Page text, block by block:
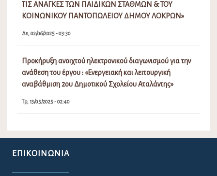
ΤΙΣ ΑΝΑΓΚΕΣ ΤΩΝ ΠΑΙΔΙΚΩΝ ΣΤΑΘΜΩΝ & ΤΟΥ
ΚΟΙΝΩΝΙΚΟΥ ΠΑΝΤΟΠΩΛΕΙΟΥ ΔΗΜΟΥ ΛΟΚΡΩΝ»
Δε, 02/06/2025 - 03:30
Προκήρυξη ανοιχτού ηλεκτρονικού διαγωνισμού για την
ανάθεση του έργου : «Ενεργειακή και λειτουργική
αναβάθμιση 2ου Δημοτικού Σχολείου Αταλάντης»
Τρ, 13/05/2025 - 02:40
ΕΠΙΚΟΙΝΩΝΊΑ